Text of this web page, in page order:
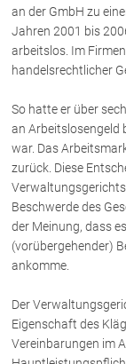
Prozessführung und
Skiunfälle in
Über uns
Kanzleiteam
Netzwerk
Download
Die
Dr. Stefan Müller
Dr. Petra Piccolruaz
Mag. Patrick
an der GmbH zu
Jahren 2001 bis
arbeitslos. Im
handelsrechtlicher
So hatte er über
an Arbeitslosengeld
war. Das
zurück. Diese
Beschwerde des
der Meinung, dass
(vorübergehender)
ankomme.
Der
Eigenschaft des
Vereinbarungen im